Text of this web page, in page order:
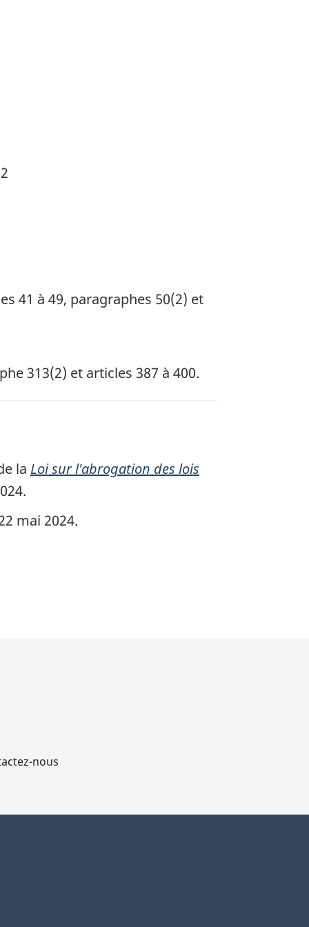
41 à 49, paragraphes 50(2) et
313(2) et articles 387 à 400.
la Loi sur l'abrogation des lois
mai 2024.
nous